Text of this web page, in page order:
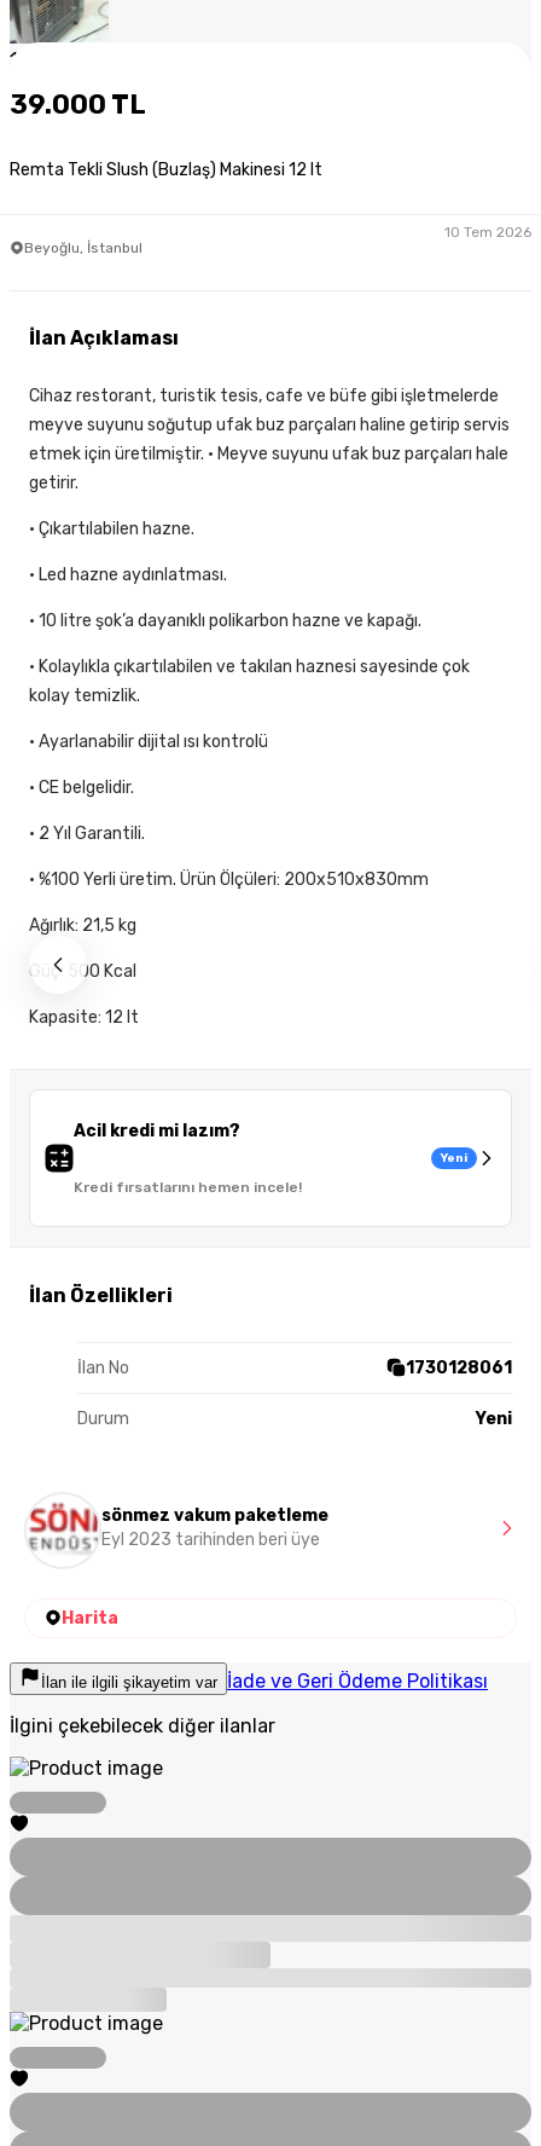
1
39.000 TL
Remta Tekli Slush (Buzlaş) Makinesi 12 lt
Beyoğlu, İstanbul
10 Tem 2026
Acil kredi mi lazım?
Kredi fırsatlarını hemen incele!
Yeni
İlan Özellikleri
İlan No 1730128061
Durum Yeni
İlan Açıklaması
Cihaz restorant, turistik tesis, cafe ve büfe gibi işletmelerde
meyve suyunu soğutup ufak buz parçaları haline getirip servis
etmek için üretilmiştir. • Meyve suyunu ufak buz parçaları hale
getirir.
• Çıkartılabilen hazne.
• Led hazne aydınlatması.
• 10 litre şok’a dayanıklı polikarbon hazne ve kapağı.
• Kolaylıkla çıkartılabilen ve takılan haznesi sayesinde çok
kolay temizlik.
• Ayarlanabilir dijital ısı kontrolü
• CE belgelidir.
• 2 Yıl Garantili.
• %100 Yerli üretim. Ürün Ölçüleri: 200x510x830mm
Ağırlık: 21,5 kg
Güç: 500 Kcal
Kapasite: 12 lt
sönmez vakum paketleme
Eyl 2023 tarihinden beri üye
Harita
İlan ile ilgili şikayetim var İade ve Geri Ödeme Politikası
İlgini çekebilecek diğer ilanlar